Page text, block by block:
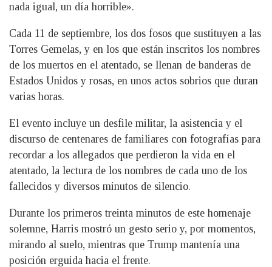
nada igual, un día horrible».
Cada 11 de septiembre, los dos fosos que sustituyen a las
Torres Gemelas, y en los que están inscritos los nombres
de los muertos en el atentado, se llenan de banderas de
Estados Unidos y rosas, en unos actos sobrios que duran
varias horas.
El evento incluye un desfile militar, la asistencia y el
discurso de centenares de familiares con fotografías para
recordar a los allegados que perdieron la vida en el
atentado, la lectura de los nombres de cada uno de los
fallecidos y diversos minutos de silencio.
Durante los primeros treinta minutos de este homenaje
solemne, Harris mostró un gesto serio y, por momentos,
mirando al suelo, mientras que Trump mantenía una
posición erguida hacia el frente.